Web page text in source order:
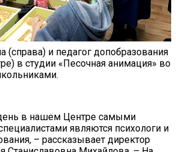
(справа) и педагог допобразования
в студии «Песочная анимация» во
в нашем Центре самыми
являются психологи и
– рассказывает директор